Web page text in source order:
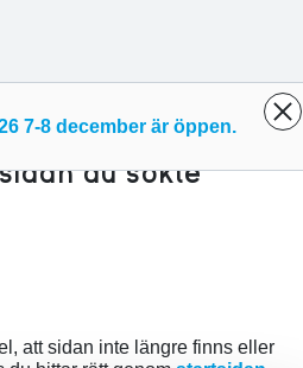
7-8 december är öppen.
du sökte
att sidan inte längre finns eller